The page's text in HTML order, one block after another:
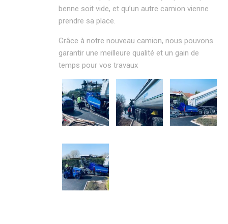
benne soit vide, et qu’un autre camion vienne
prendre sa place.
Grâce à notre nouveau camion, nous pouvons
garantir une meilleure qualité et un gain de
temps pour vos travaux